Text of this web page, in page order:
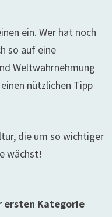
ein. Wer hat noch
so auf eine
Weltwahrnehmung
nützlichen Tipp
die um so wichtiger
wächst!
ersten Kategorie